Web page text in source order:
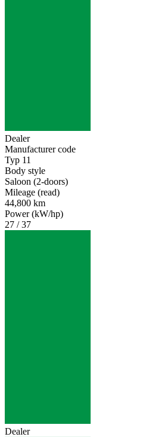
Dealer
Manufacturer code
Typ 11
Body style
Saloon (2-doors)
Mileage (read)
44,800 km
Power (kW/hp)
27 / 37
Dealer